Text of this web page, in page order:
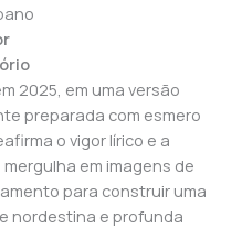
2025, em uma versão
preparada com esmero
o vigor lírico e a
em imagens de
para construir uma
nordestina e profunda